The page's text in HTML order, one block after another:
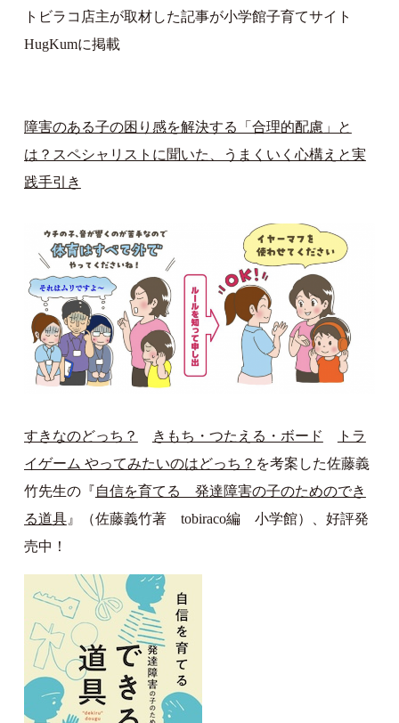
トビラコ店主が取材した記事が小学館子育てサイト
HugKumに掲載
障害のある子の困り感を解決する「合理的配慮」と
は？スペシャリストに聞いた、うまくいく心構えと実
践手引き
すきなのどっち？ きもち・つたえる・ボード
トラ
イゲーム やってみたいのはどっち？ を考案した佐藤義
竹先生の『自信を育てる 発達障害の子のためのでき
る道具』（佐藤義竹著 tobiraco編 小学館）、好評発
売中！